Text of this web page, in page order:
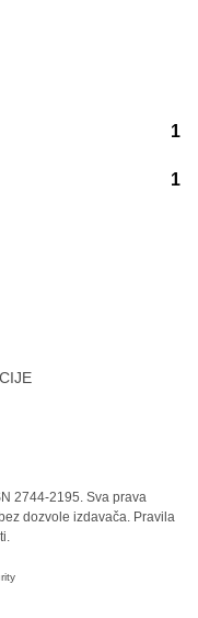
1
1
2744-2195. Sva prava
dozvole izdavača. Pravila